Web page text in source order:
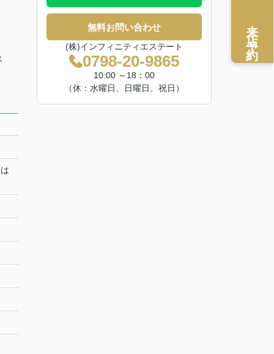
無料お問い合わせ
(株)インフィニティエステート
0798-20-9865
10:00 ～18：00
（休：水曜日、日曜日、祝日）
来店予約